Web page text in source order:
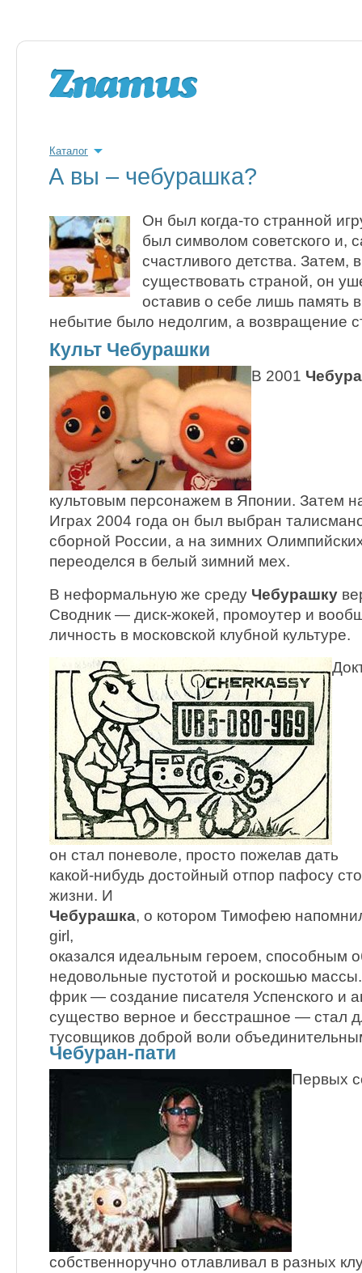
Каталог
А вы – чебурашка?
Он был когда-то странной
был символом советского и,
счастливого детства. Затем,
существовать страной, он
оставив о себе лишь память
небытие было недолгим, а возвращение
Культ Чебурашки
В 2001
культовым персонажем в Японии. Затем
Играх 2004 года он был выбран
сборной России, а на зимних
переоделся в белый зимний мех.
В неформальную же среду Чебурашку
Сводник — диск-жокей, промоутер и
личность в московской клубной культуре.
он стал поневоле, просто пожелав дать
какой-нибудь достойный отпор пафосу
жизни. И
Чебурашка, о котором Тимофею
girl,
оказался идеальным героем, способным
недовольные пустотой и роскошью
фрик — создание писателя Успенского и
существо верное и бесстрашное — стал
тусовщиков доброй воли
Чебуран-пати
Первых
собственноручно отлавливал в разных